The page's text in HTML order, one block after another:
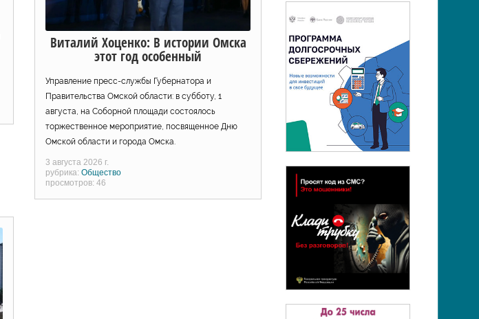
Виталий Хоценко: В истории Омска
этот год особенный
Управление пресс-службы Губернатора и
Правительства Омской области: в субботу, 1
августа, на Соборной площади состоялось
торжественное мероприятие, посвященное Дню
Омской области и города Омска.
3 августа 2026 г.
рубрика:Общество
просмотров: 46